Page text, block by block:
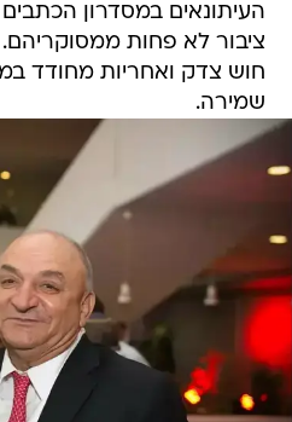
חוש צדק ואחריות מחודד
שמירה.